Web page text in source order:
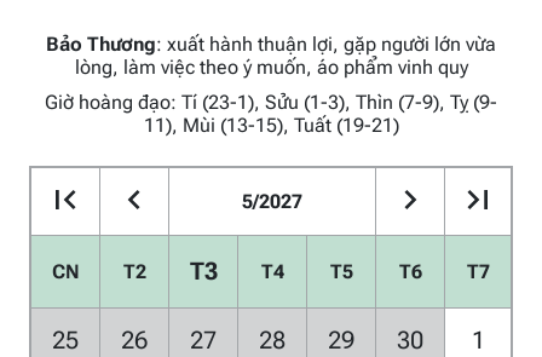
Bảo Thương: xuất hành thuận lợi, gặp người lớn vừa
lòng, làm việc theo ý muốn, áo phẩm vinh quy
Giờ hoàng đạo: Tí (23-1), Sửu (1-3), Thìn (7-9), Tỵ (9-
11), Mùi (13-15), Tuất (19-21)
5/2027
CN T2 T3 T4 T5 T6 T7
25 26 27 28 29 30 1